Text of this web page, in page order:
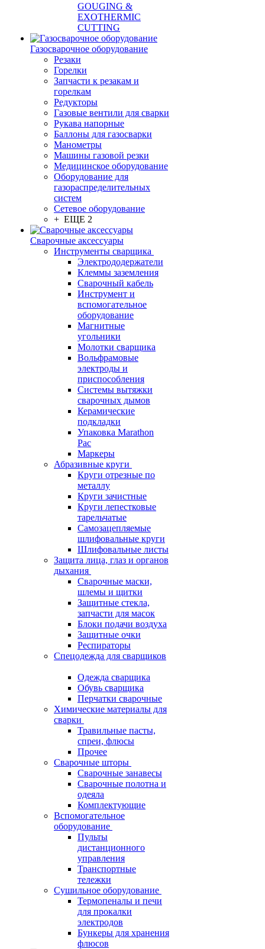
GOUGING &
EXOTHERMIC
CUTTING
Газосварочное оборудование
Резаки
Горелки
Запчасти к резакам и
горелкам
Редукторы
Газовые вентили для сварки
Рукава напорные
Баллоны для газосварки
Манометры
Машины газовой резки
Медицинское оборудование
Оборудование для
газораспределительных
систем
Сетевое оборудование
+ ЕЩЕ 2
Сварочные аксессуары
Инструменты сварщика
Электрододержатели
Клеммы заземления
Сварочный кабель
Инструмент и
вспомогательное
оборудование
Магнитные
угольники
Молотки сварщика
Вольфрамовые
электроды и
приспособления
Системы вытяжки
сварочных дымов
Керамические
подкладки
Упаковка Marathon
Pac
Маркеры
Абразивные круги
Круги отрезные по
металлу
Круги зачистные
Круги лепестковые
тарельчатые
Самозацепляемые
шлифовальные круги
Шлифовальные листы
Защита лица, глаз и органов
дыхания
Сварочные маски,
шлемы и щитки
Защитные стекла,
запчасти для масок
Блоки подачи воздуха
Защитные очки
Респираторы
Спецодежда для сварщиков
Одежда сварщика
Обувь сварщика
Перчатки сварочные
Химические материалы для
сварки
Травильные пасты,
спреи, флюсы
Прочее
Сварочные шторы
Сварочные занавесы
Сварочные полотна и
одеяла
Комплектующие
Вспомогательное
оборудование
Пульты
дистанционного
управления
Транспортные
тележки
Сушильное оборудование
Термопеналы и печи
для прокалки
электродов
Бункеры для хранения
флюсов